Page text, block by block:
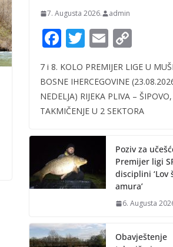
7. Augusta 2026. admin
F
e
b
o
o
k
T
itt
er
E
ai
l
p
y
Li
k
7 i 8. KOLO PREMIJER LIGE U
BOSNE IHERCEGOVINE
NEDELJA) RIJEKA PLIVA – ŠIPOVO,
TAKMIČENJE U 2 SEKTORA
Poziv za
Premijer ligi
disciplini ‘Lov
amura’
6. Augusta
Obavještenje